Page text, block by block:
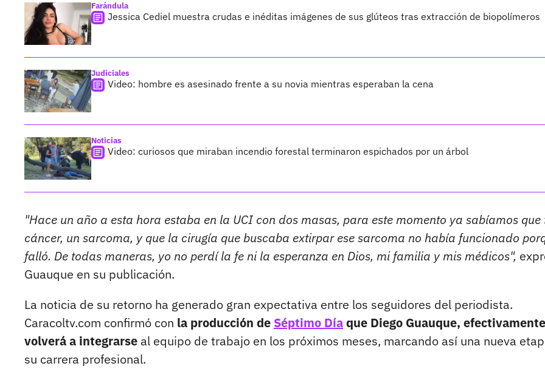
Farándula
Jessica Cediel muestra crudas e inéditas imágenes de sus glúteos tras extracción de biopolímeros
Judiciales
Video: hombre es asesinado frente a su novia mientras esperaban la cena
Noticias
Video: curiosos que miraban incendio forestal terminaron espichados por un árbol
"Hace un año a esta hora estaba en la UCI con dos masas, para este momento ya sabíamos que
cáncer, un sarcoma, y que la cirugía que buscaba extirpar ese sarcoma no había funcionado
falló. De todas maneras, yo no perdí la fe ni la esperanza en Dios, mi familia y mis médicos",
Guauque en su publicación.
La noticia de su retorno ha generado gran expectativa entre los seguidores del periodista.
Caracoltv.com confirmó con la producción de Séptimo Díaque Diego Guauque,
volverá a integrarse al equipo de trabajo en los próximos meses, marcando así una nueva
su carrera profesional.